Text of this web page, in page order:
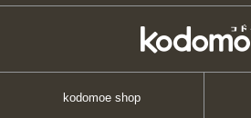
kodomoe shop